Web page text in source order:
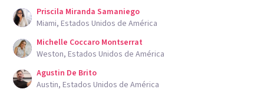
Priscila Miranda Samaniego
Miami, Estados Unidos de América
Michelle Coccaro Montserrat
Weston, Estados Unidos de América
Agustin De Brito
Austin, Estados Unidos de América